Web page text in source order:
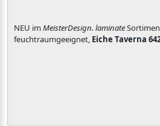
NEU imMeisterDesign. laminate
feuchtraumgeeignet, Eiche Taverna